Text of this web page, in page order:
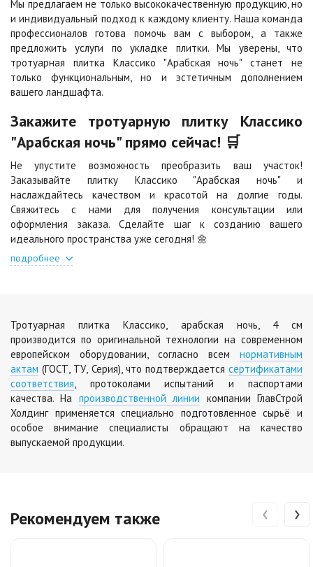
Черная
Цена по запросу
Черно-белая
Цена по запросу
Шафран
Цена по запросу
Янтарь
Яшма
Мы предлагаем не только высококачественную продукцию, но
и индивидуальный подход к каждому клиенту. Наша команда
профессионалов готова помочь вам с выбором, а также
предложить услуги по укладке плитки. Мы уверены, что
тротуарная плитка Классико "Арабская ночь" станет не
только функциональным, но и эстетичным дополнением
вашего ландшафта.
Закажите тротуарную плитку Классико
"Арабская ночь" прямо сейчас! 🛒
Не упустите возможность преобразить ваш участок!
Заказывайте плитку Классико "Арабская ночь" и
наслаждайтесь качеством и красотой на долгие годы.
Свяжитесь с нами для получения консультации или
оформления заказа. Сделайте шаг к созданию вашего
идеального пространства уже сегодня! 🌼
подробнее
Тротуарная плитка Классико, арабская ночь, 4 см
производится по оригинальной технологии на современном
европейском оборудовании, согласно всем нормативным
актам (ГОСТ, ТУ, Серия), что подтверждается сертификатами
соответствия , протоколами испытаний и паспортами
качества. На производственной линии компании ГлавСтрой
Холдинг применяется специально подготовленное сырьё и
особое внимание специалисты обращают на качество
выпускаемой продукции.
Рекомендуем также ‹ ›